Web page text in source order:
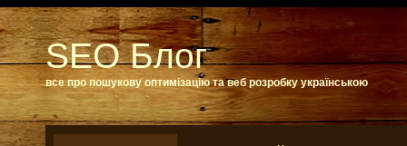
SEO Блог
все про пошукову оптимізацію та веб розробку українською